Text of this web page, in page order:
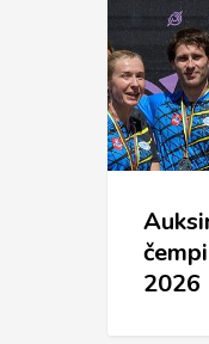
Lietuvos
–
Sprinto
estafetėje
2026
2026